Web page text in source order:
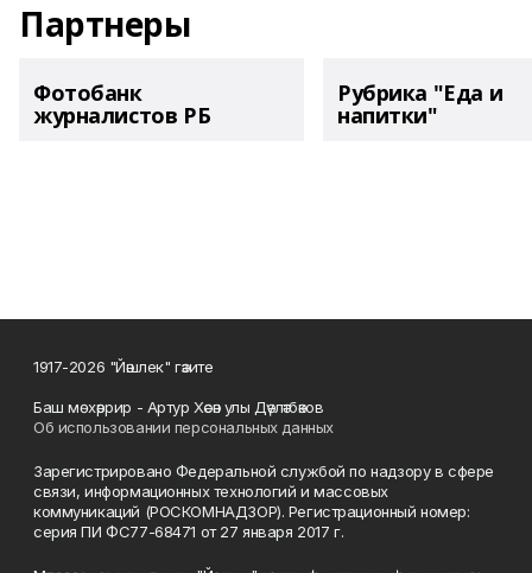
Партнеры
Фотобанк
журналистов РБ
Рубрика "Еда и
напитки"
1917-2026 "Йәшлек" гәзите
Баш мөхәррир - Артур Хәсән улы Дәүләтбәков
Об использовании персональных данных
Зарегистрировано Федеральной службой по надзору в сфере
связи, информационных технологий и массовых
коммуникаций (РОСКОМНАДЗОР). Регистрационный номер:
серия ПИ ФС77-68471 от 27 января 2017 г.